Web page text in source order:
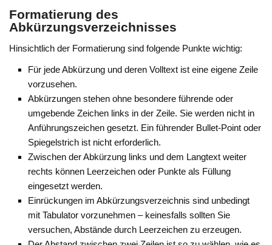
Formatierung des
Abkürzungsverzeichnisses
Hinsichtlich der Formatierung sind folgende Punkte wichtig:
Für jede Abkürzung und deren Volltext ist eine eigene Zeile
vorzusehen.
Abkürzungen stehen ohne besondere führende oder
umgebende Zeichen links in der Zeile. Sie werden nicht in
Anführungszeichen gesetzt. Ein führender Bullet-Point oder
Spiegelstrich ist nicht erforderlich.
Zwischen der Abkürzung links und dem Langtext weiter
rechts können Leerzeichen oder Punkte als Füllung
eingesetzt werden.
Einrückungen im Abkürzungsverzeichnis sind unbedingt
mit Tabulator vorzunehmen – keinesfalls sollten Sie
versuchen, Abstände durch Leerzeichen zu erzeugen.